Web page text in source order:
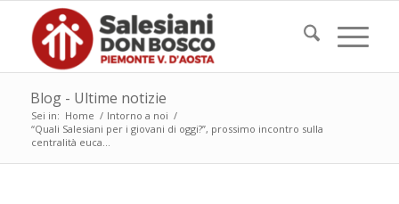
Blog - Ultime notizie
Sei in: Home / Intorno a noi /
“Quali Salesiani per i giovani di oggi?”, prossimo incontro sulla
centralità euca...